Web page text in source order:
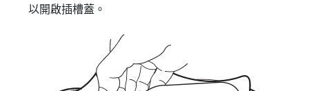
以開啟插槽蓋。